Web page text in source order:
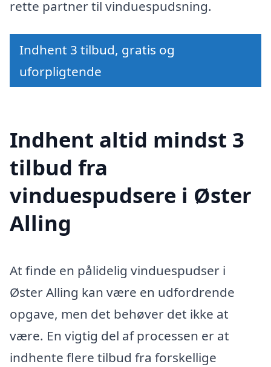
rette partner til vinduespudsning.
Indhent 3 tilbud, gratis og
uforpligtende
Indhent altid mindst 3
tilbud fra
vinduespudsere i Øster
Alling
At finde en pålidelig vinduespudser i
Øster Alling kan være en udfordrende
opgave, men det behøver det ikke at
være. En vigtig del af processen er at
indhente flere tilbud fra forskellige